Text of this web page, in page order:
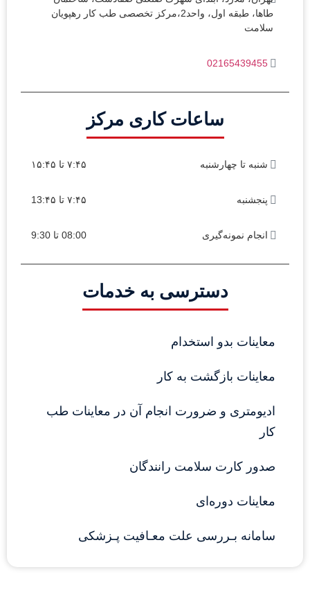
طاها، طبقه اول، واحد2،مرکز تخصصی طب کار رهپویان
سلامت
02165439455
ساعات کاری مرکز
شنبه تا چهارشنبه ۷:۴۵ تا ۱۵:۴۵
پنجشنبه ۷:۴۵ تا 13:۴۵
انجام نمونه‌گیری 08:00 تا 9:30
دسترسی به خدمات
معاینات بدو استخدام
معاینات بازگشت به کار
ادیومتری و ضرورت انجام آن در معاینات طب
کار
صدور کارت سلامت رانندگان
معاینات دوره‌ای
سامانه بـررسی علت معـافیت پـزشکی